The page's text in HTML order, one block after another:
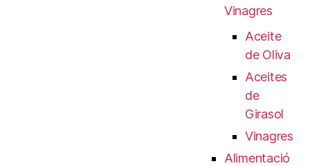
Vinagres
Aceite
de Oliva
Aceites
de
Girasol
Vinagres
Alimentació